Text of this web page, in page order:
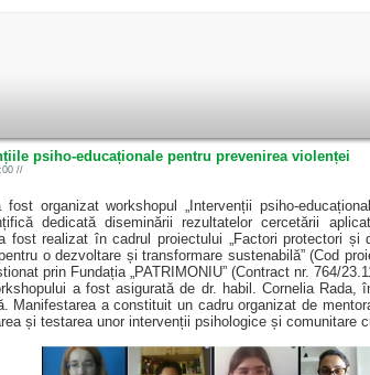
psiho-educaționale pentru prevenirea violenței
//
organizat workshopul „Intervenții psiho-
dedicată diseminării rezultatelor cercetării
fost realizat în cadrul proiectului „Factori protectori
o dezvoltare și transformare sustenabilă” (Cod
prin Fundația „PATRIMONIU” (Contract nr. 764/
a fost asigurată de dr. habil. Cornelia
Manifestarea a constituit un cadru organizat de
și testarea unor intervenții psihologice și comunitare